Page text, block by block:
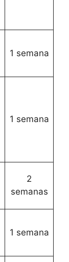
1 semana
1 semana
2
semanas
1 semana